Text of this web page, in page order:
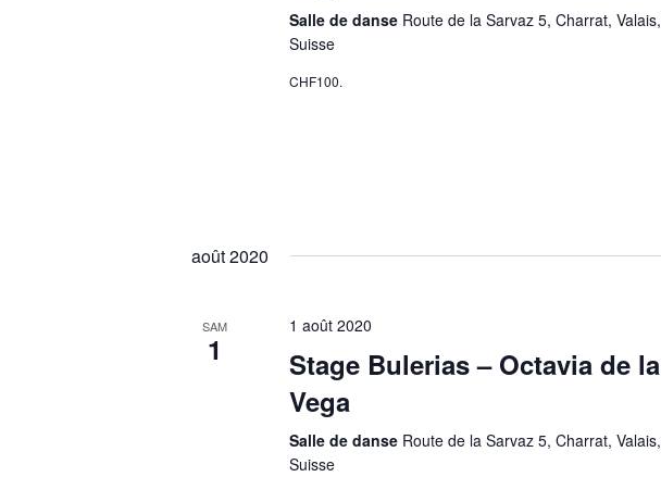
Salle de danse Route de la Sarvaz 5, Charrat, Valais,
Suisse
CHF100.
août 2020
SAM
1
1 août 2020
Stage Bulerias – Octavia de la
Vega
Salle de danse Route de la Sarvaz 5, Charrat, Valais,
Suisse